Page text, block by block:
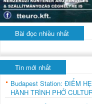
Bài đọc nhiều nhất
Tin mới nhất
Budapest Station: ĐIỂM
HÀNH TRÌNH PHỞ